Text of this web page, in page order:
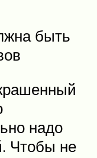
быть
надо
Чтобы не